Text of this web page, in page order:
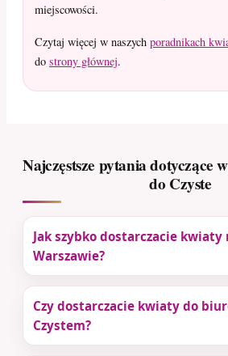
miejscowości.
Czytaj więcej w naszych poradnikach
do strony głównej.
Najczęstsze pytania dotyczące
do Czyste
Jak szybko dostarczacie kwiaty
Warszawie?
Czy dostarczacie kwiaty do
Czystem?